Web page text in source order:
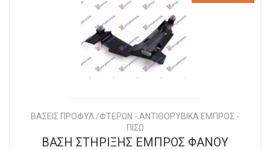
ΒΑΣΕΙΣ ΠΡΟΦΥΛ./ΦΤΕΡΩΝ - ΑΝΤΙΘΟΡΥΒΙΚΑ ΕΜΠΡΟΣ -
ΠΙΣΩ
ΒΑΣΗ ΣΤΗΡΙΞΗΣ ΕΜΠΡΟΣ ΦΑΝΟΥ